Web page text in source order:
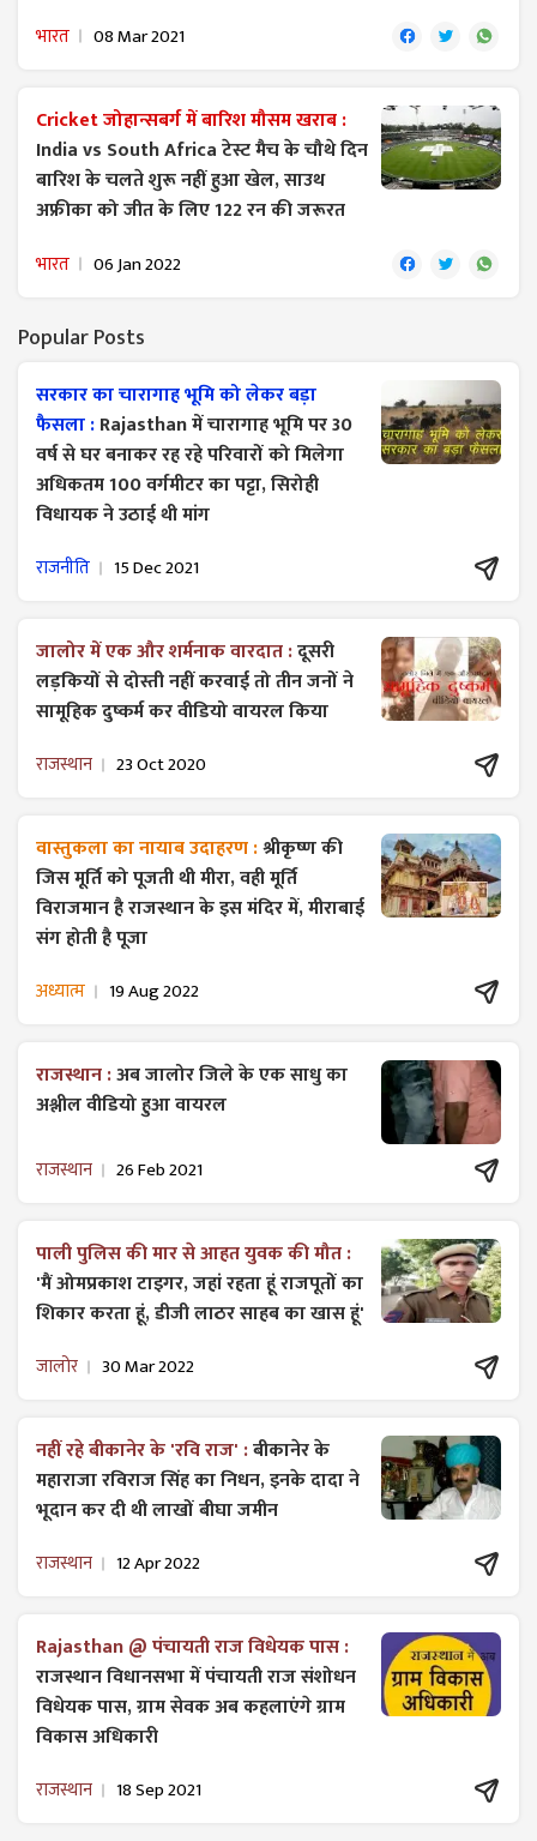
भारत 08 Mar 2021
Cricket जोहान्सबर्ग में बारिश मौसम खराब :
India vs South Africa टेस्ट मैच के चौथे दिन
बारिश के चलते शुरू नहीं हुआ खेल, साउथ
अफ्रीका को जीत के लिए 122 रन की जरूरत
भारत 06 Jan 2022
Popular Posts
सरकार का चारागाह भूमि को लेकर बड़ा
फैसला :Rajasthan में चारागाह भूमि पर 30
वर्ष से घर बनाकर रह रहे परिवारों को मिलेगा
अधिकतम 100 वर्गमीटर का पट्टा, सिरोही
विधायक ने उठाई थी मांग
राजनीति 15 Dec 2021
जालोर में एक और शर्मनाक वारदात :दूसरी
लड़कियों से दोस्ती नहीं करवाई तो तीन जनों ने
सामूहिक दुष्कर्म कर वीडियो वायरल किया
राजस्थान 23 Oct 2020
वास्तुकला का नायाब उदाहरण :श्रीकृष्ण की
जिस मूर्ति को पूजती थी मीरा, वही मूर्ति
विराजमान है राजस्थान के इस मंदिर में, मीराबाई
संग होती है पूजा
अध्यात्म 19 Aug 2022
राजस्थान :अब जालोर जिले के एक साधु का
अश्लील वीडियो हुआ वायरल
राजस्थान 26 Feb 2021
पाली पुलिस की मार से आहत युवक की मौत :
'मैं ओमप्रकाश टाइगर, जहां रहता हूं राजपूतों का
शिकार करता हूं, डीजी लाठर साहब का खास हूं'
जालोर 30 Mar 2022
नहीं रहे बीकानेर के 'रवि राज' :बीकानेर के
महाराजा रविराज सिंह का निधन, इनके दादा ने
भूदान कर दी थी लाखों बीघा जमीन
राजस्थान 12 Apr 2022
Rajasthan @ पंचायती राज विधेयक पास :
राजस्थान विधानसभा में पंचायती राज ​संशोधन
विधेयक पास, ग्राम सेवक अब कहलाएंगे ग्राम
विकास अधिकारी
राजस्थान 18 Sep 2021